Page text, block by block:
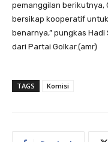
pemanggilan berikutnya,
bersikap kooperatif
benarnya,” pungkas
dari Partai Golkar.(amr)
TAGS Komisi